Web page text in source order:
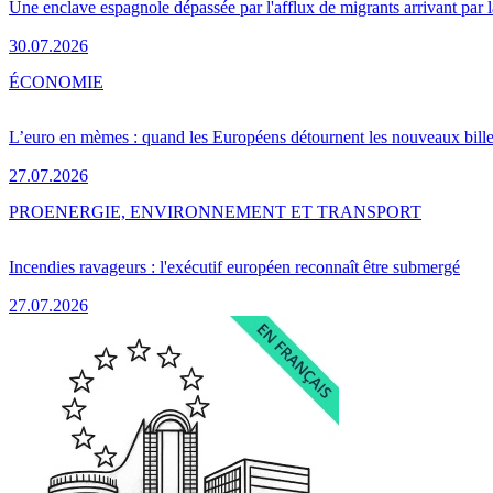
Une enclave espagnole dépassée par l'afflux de migrants arrivant par
30.07.2026
L’euro en mèmes : quand les Européens détournent les nouveaux
27.07.2026
ÉCONOMIE
Incendies ravageurs : l'exécutif européen reconnaît être submergé
27.07.2026
PROENERGIE, ENVIRONNEMENT ET TRANSPORT